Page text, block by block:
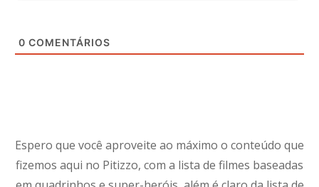
0 COMENTÁRIOS
Espero que você aproveite ao máximo o conteúdo que
fizemos aqui no Pitizzo, com a lista de filmes baseadas